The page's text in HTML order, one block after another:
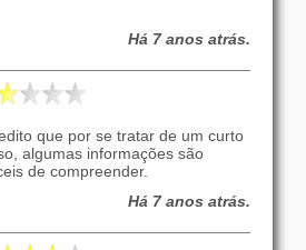
Há 7 anos atrás.
que por se tratar de um curto
algumas informações são
de compreender.
Há 7 anos atrás.